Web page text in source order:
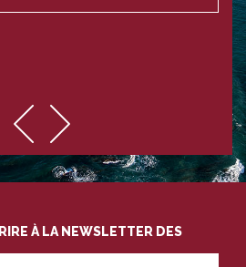
À LA NEWSLETTER DES